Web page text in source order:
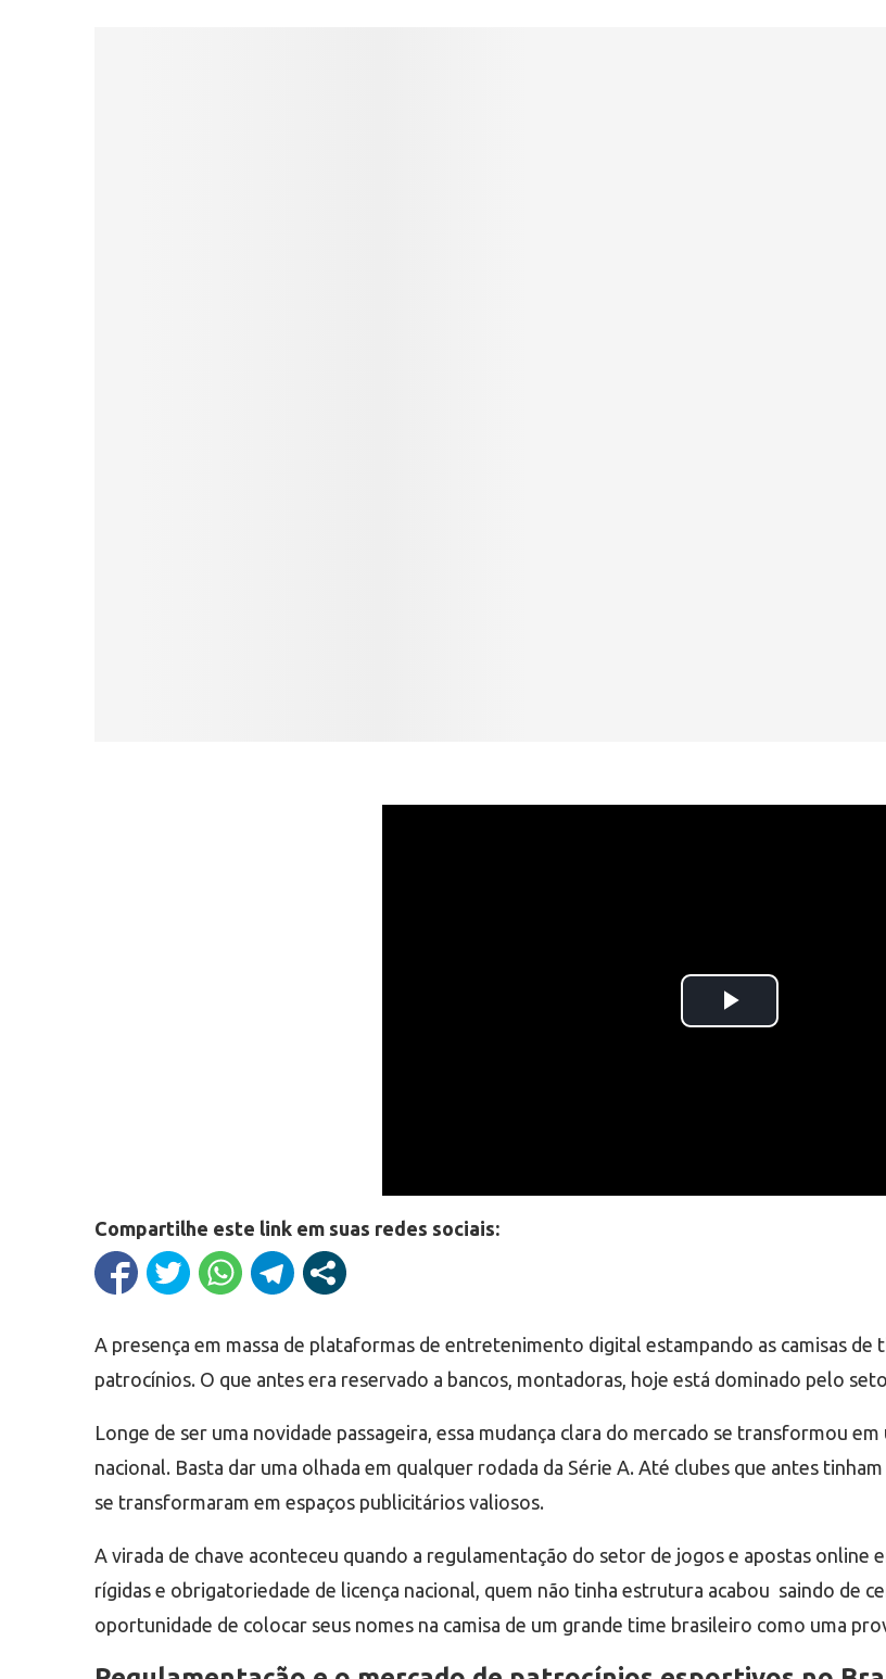
Compartilhe este link em suas redes sociais:
A presença em massa de plataformas de entretenimento digital estampando as camisas
patrocínios. O que antes era reservado a bancos, montadoras, hoje está dominado pelo
Longe de ser uma novidade passageira, essa mudança clara do mercado se transformou
nacional. Basta dar uma olhada em qualquer rodada da Série A. Até clubes que antes
se transformaram em espaços publicitários valiosos.
A virada de chave aconteceu quando a regulamentação do setor de jogos e apostas online
rígidas e obrigatoriedade de licença nacional, quem não tinha estrutura acabou saindo de
oportunidade de colocar seus nomes na camisa de um grande time brasileiro como uma